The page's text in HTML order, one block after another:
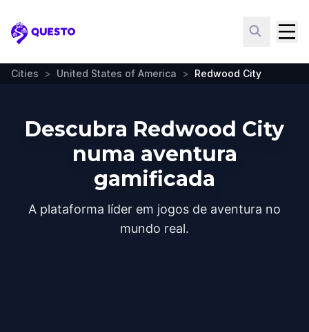
Questo
Cities > United States of America > Redwood City
Descubra Redwood City
numa aventura
gamificada
A plataforma líder em jogos de aventura no
mundo real.